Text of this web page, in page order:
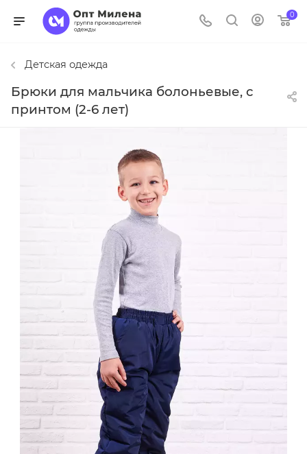
0
Детская одежда
Брюки для мальчика болоньевые, с
принтом (2-6 лет)